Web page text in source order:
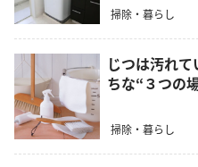
掃除・暮らし
じつは汚れ
ちな“３つの
掃除・暮らし